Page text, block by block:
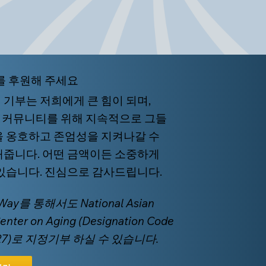
후원해 주세요
부는 저희에게 큰 힘이 되며,
뮤니티를 위해 지속적으로 그들
옹호하고 존엄성을 지켜나갈 수
니다. 어떤 금액이든 소중하게
습니다. 진심으로 감사드립니다.
를 통해서도 National Asian
on Aging (Designation Code
로 지정기부 하실 수 있습니다.